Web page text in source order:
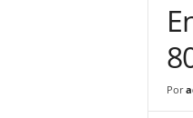
Por